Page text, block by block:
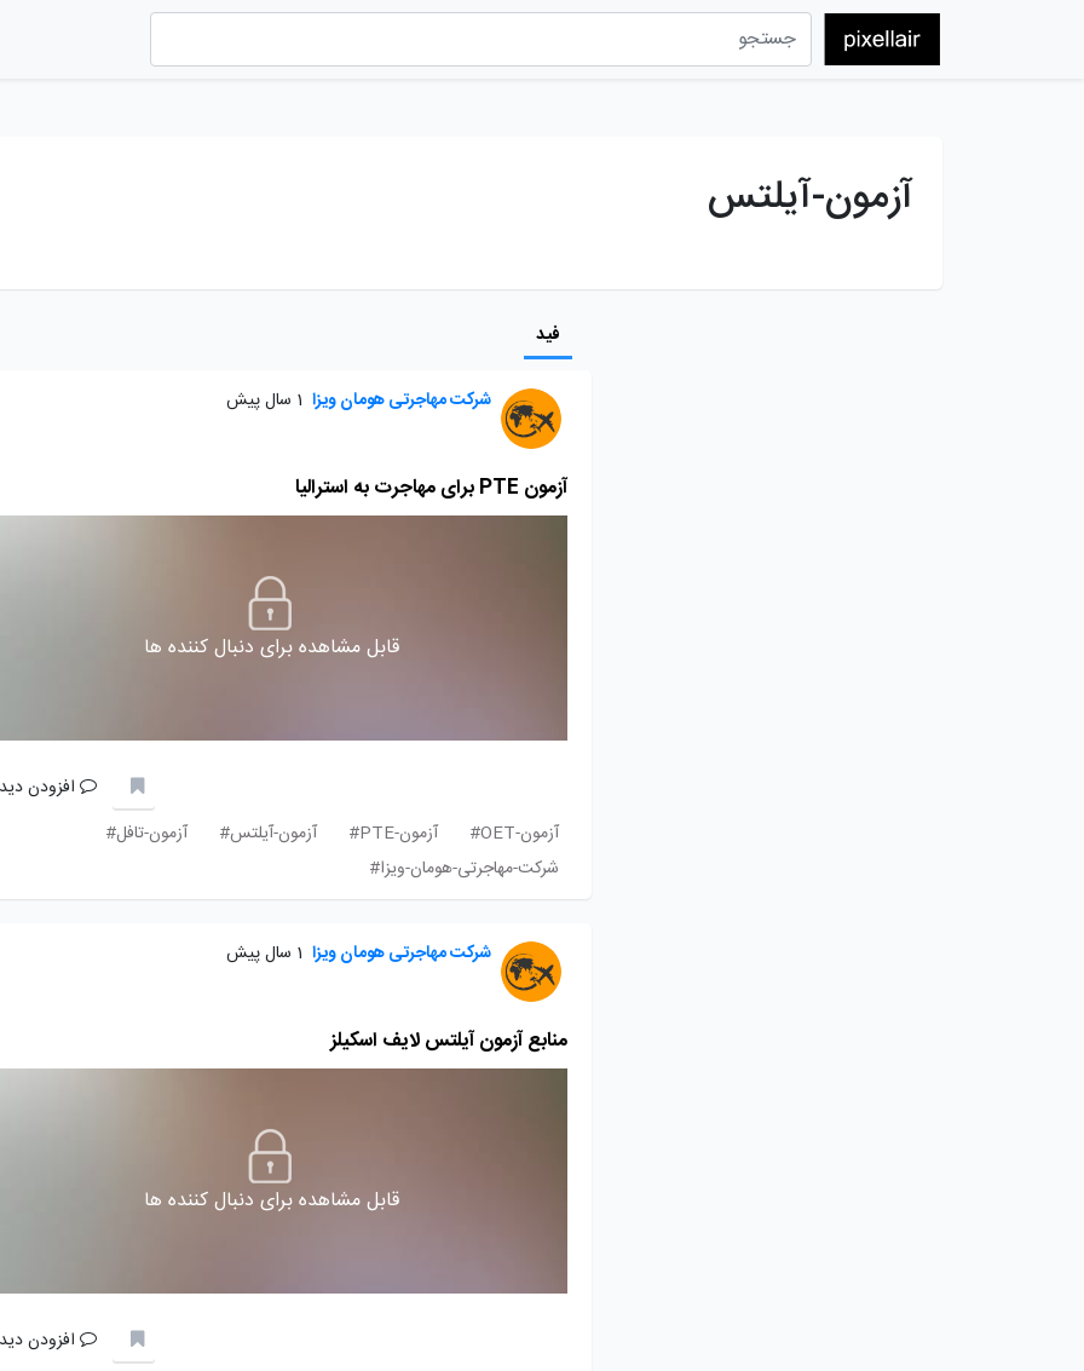
آزمون-آیلتس
فید
شرکت مهاجرتی هومان ویزا 1 سال پیش
آزمون PTE برای مهاجرت به استرالیا
قابل مشاهده برای دنبال کننده ها
افزودن
آزمون-OET#
آزمون-PTE# آزمون-آیلتس#
آزمون-تافل#
شرکت-مهاجرتی-هومان-ویزا#
شرکت مهاجرتی هومان ویزا 1 سال پیش
منابع آزمون آیلتس لایف اسکیلز
قابل مشاهده برای دنبال کننده ها
افزودن